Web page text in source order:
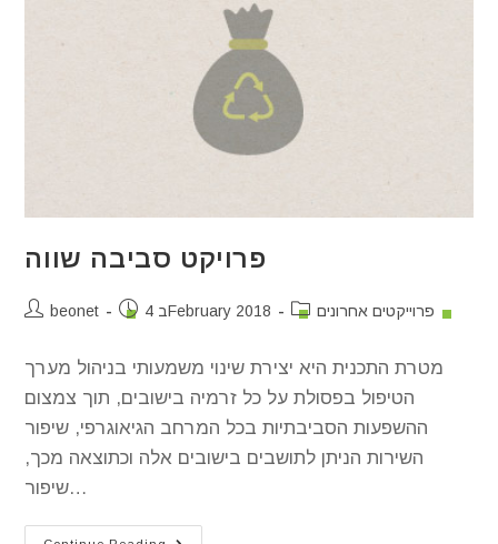
פרויקט סביבה שווה
beonet 4 בFebruary 2018 פרוייקטים אחרונים
מטרת התכנית היא יצירת שינוי משמעותי בניהול מערך
הטיפול בפסולת על כל זרמיה בישובים, תוך צמצום
ההשפעות הסביבתיות בכל המרחב הגיאוגרפי, שיפור
השירות הניתן לתושבים בישובים אלה וכתוצאה מכך,
שיפור…